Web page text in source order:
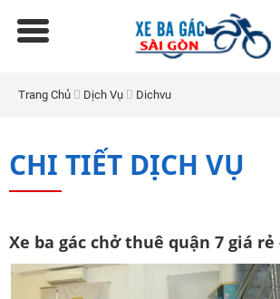
Trang Chủ Dịch Vụ Dichvu
CHI TIẾT DỊCH VỤ
Xe ba gác chở thuê quận 7 giá rẻ